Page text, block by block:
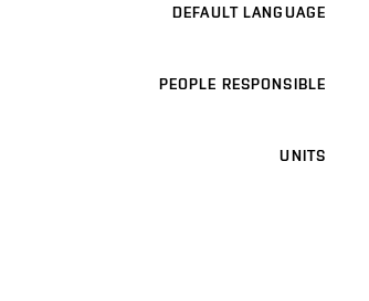
DEFAULT LANGUAGE
PEOPLE RESPONSIBLE
UNITS